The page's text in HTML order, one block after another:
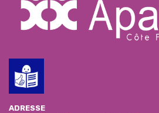
ADRESSE